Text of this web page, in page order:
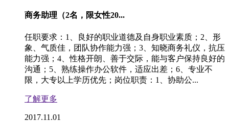
商务助理（2名，限女性20...
任职要求：1、良好的职业道德及自身职业素质；2、形
象、气质佳，团队协作能力强；3、知晓商务礼仪，抗压
能力强；4、性格开朗、善于交际，能与客户保持良好的
沟通；5、熟练操作办公软件，适应出差；6、专业不
限，大专以上学历优先；岗位职责：1、协助公...
了解更多
2017.11.01